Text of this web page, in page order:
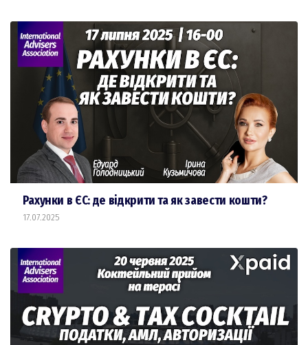
Рахунки в ЄС: де відкрити та як завести кошти?
17.07.2025